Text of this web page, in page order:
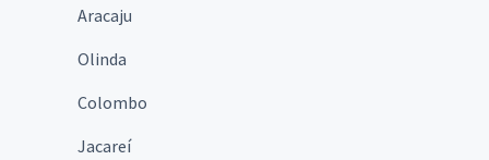
Aracaju
Olinda
Colombo
Jacareí